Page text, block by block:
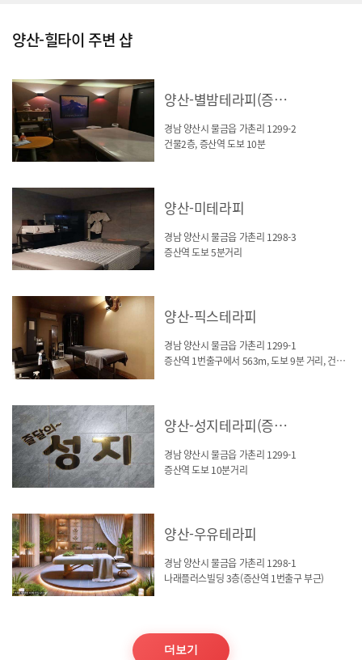
양산-힐타이 주변 샵
양산-별밤테라피(증산역)
경남 양산시 물금읍 가촌리 1299-2
건물2층, 증산역 도보 10분
양산-미테라피
경남 양산시 물금읍 가촌리 1298-3
증산역 도보 5분거리
양산-픽스테라피
경남 양산시 물금읍 가촌리 1299-1
증산역 1번출구에서 563m, 도보 9분 거리, 건물 2층
양산-성지테라피(증산역)
경남 양산시 물금읍 가촌리 1299-1
증산역 도보 10분거리
양산-우유테라피
경남 양산시 물금읍 가촌리 1298-1
나래플러스빌딩 3층(증산역 1번출구 부근)
더보기